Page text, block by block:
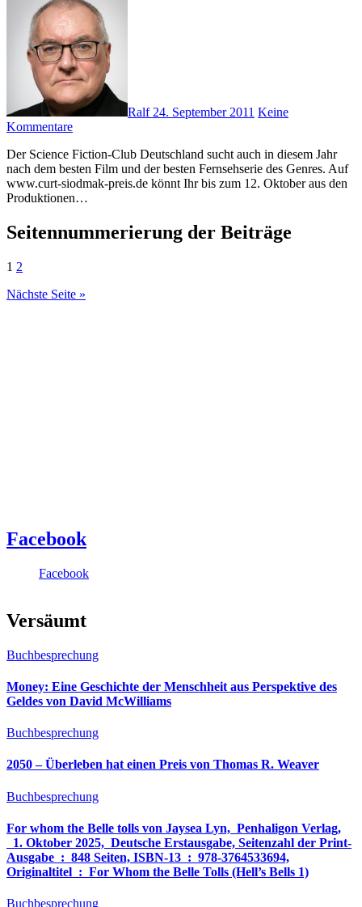
Ralf 24. September 2011 Keine
Kommentare
Der Science Fiction-Club Deutschland sucht auch in diesem Jahr
nach dem besten Film und der besten Fernsehserie des Genres. Auf
www.curt-siodmak-preis.de könnt Ihr bis zum 12. Oktober aus den
Produktionen…
Seitennummerierung der Beiträge
1 2
Nächste Seite »
Facebook
Facebook
Versäumt
Buchbesprechung
Money: Eine Geschichte der Menschheit aus Perspektive des
Geldes von David McWilliams
Buchbesprechung
2050 – Überleben hat einen Preis von Thomas R. Weaver
Buchbesprechung
For whom the Belle tolls von Jaysea Lyn, ‎ Penhaligon Verlag,
‎ 1. Oktober 2025, ‎ Deutsche Erstausgabe, Seitenzahl der Print-
Ausgabe ‏ : ‎ 848 Seiten, ISBN-13 ‏ : ‎ 978-3764533694,
Originaltitel ‏ : ‎ For Whom the Belle Tolls (Hell’s Bells 1)
Buchbesprechung